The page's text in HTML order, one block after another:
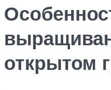
открытом